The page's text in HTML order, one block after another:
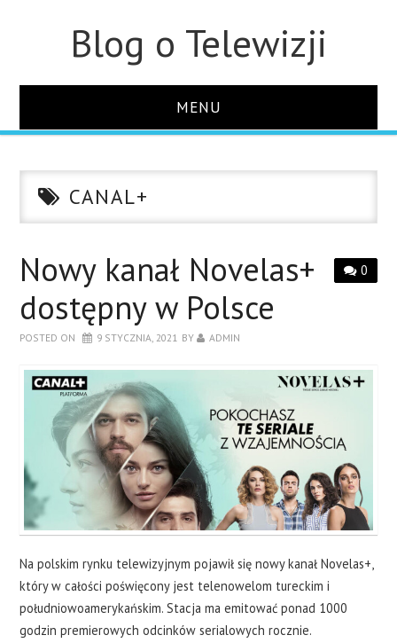
Blog o Telewizji
MENU
O STRONIECANAL+
0
Nowy kanał Novelas+
dostępny w Polsce
POSTED ON 9 STYCZNIA, 2021 BY ADMIN
Na polskim rynku telewizyjnym pojawił się nowy kanał Novelas+,
który w całości poświęcony jest telenowelom tureckim i
południowoamerykańskim. Stacja ma emitować ponad 1000
godzin premierowych odcinków serialowych rocznie.